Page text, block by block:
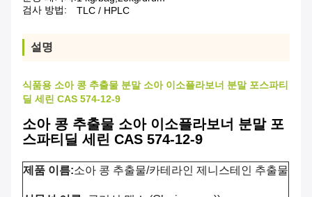
검사 방법:
TLC / HPLC
설명
식품용 소아 콩 추출물 분말 소아 이소플라보너 분말 포스파티
딜 세린 CAS 574-12-9
소아 콩 추출물 소아 이소플라보너 분말 포
스파티딜 세린 CAS 574-12-9
제품 이름:소아 콩 추출물/카테라인 제니스테인 추출물